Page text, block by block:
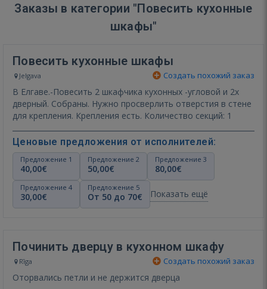
Заказы в категории "Повесить кухонные
шкафы"
Повесить кухонные шкафы
Jelgava Создать похожий заказ
В Елгаве.-Повесить 2 шкафчика кухонных -угловой и 2х
дверный. Собраны. Нужно просверлить отверстия в стене
для крепления. Крепления есть. Количество секций: 1
Ценовые предложения от исполнителей:
Предложение 1
40,00€
Предложение 2
50,00€
Предложение 3
80,00€
Предложение 4
30,00€
Предложение 5
От 50 до 70€ Показать ещё
Починить дверцу в кухонном шкафу
Rīga Создать похожий заказ
Оторвались петли и не держится дверца